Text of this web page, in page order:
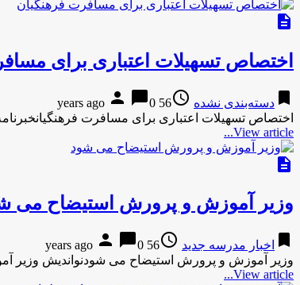
description
اختصاص تسهیلات اعتباری برای
bookmark دسته‌بندی نشده access_time
56 years ago
person chat_bubble0
اختصاص تسهیلات اعتباری برای مسافرت
View article...
description
وزیر آموزش و پرورش استیضاح مى
bookmark اخبار مدرسه جدید access_time
56 years ago
person chat_bubble0
وزیر آموزش و پرورش استیضاح مى شودنواندیش وزیر
View article...